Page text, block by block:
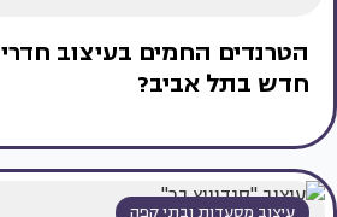
הטרנדים החמים בעיצוב
חדש בתל אביב?
עיצוב מסעדות ובתי קפה